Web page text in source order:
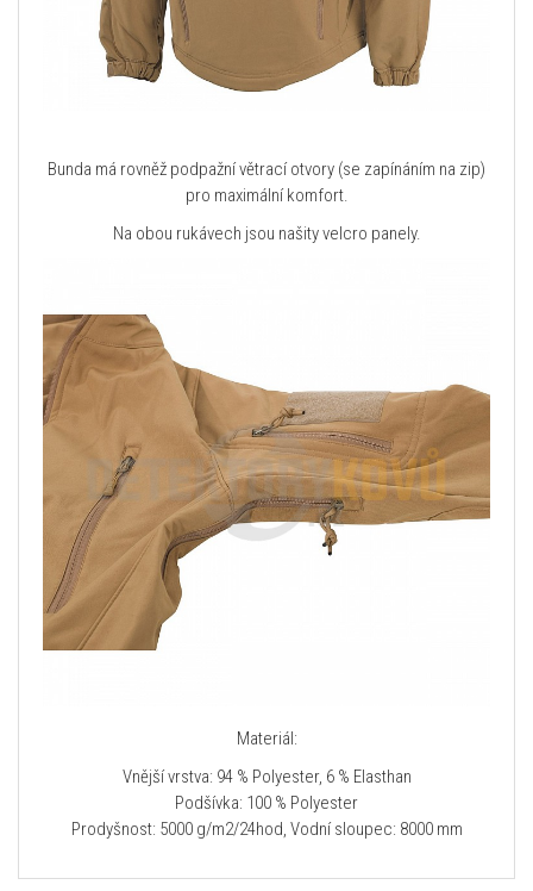
Bunda má rovněž podpažní větrací otvory (se zapínáním na zip)
pro maximální komfort.
Na obou rukávech jsou našity velcro panely.
Materiál:
Vnější vrstva: 94 % Polyester, 6 % Elasthan
Podšívka: 100 % Polyester
Prodyšnost: 5000 g/m2/24hod, Vodní sloupec: 8000 mm